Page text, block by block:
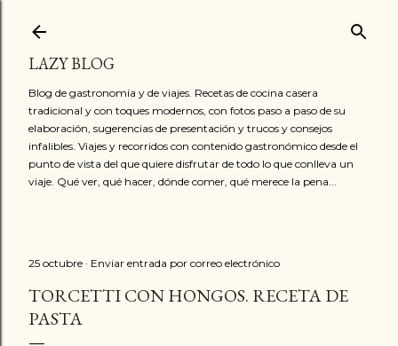
LAZY BLOG
Blog de gastronomía y de viajes. Recetas de cocina casera
tradicional y con toques modernos, con fotos paso a paso de su
elaboración, sugerencias de presentación y trucos y consejos
infalibles. Viajes y recorridos con contenido gastronómico desde el
punto de vista del que quiere disfrutar de todo lo que conlleva un
viaje. Qué ver, qué hacer, dónde comer, qué merece la pena...
25 octubre Enviar entrada por correo electrónico
TORCETTI CON HONGOS. RECETA DE
PASTA